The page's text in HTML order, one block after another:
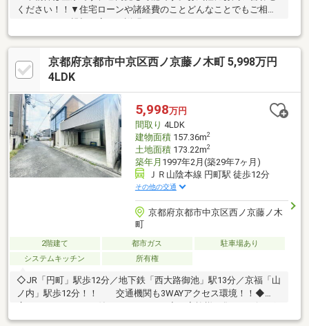
ください！！▼住宅ローンや諸経費のことどんなことでもご相談
京都府京都市中京区西ノ京藤ノ木町 5,998万円
4LDK
5,998万円
間取り 4LDK
建物面積157.36m2
土地面積173.22m2
築年月 1997年2月(築29年7ヶ月)
ＪＲ山陰本線 円町駅 徒歩12分
その他の交通
京都府京都市中京区西ノ京藤ノ木
町
2階建て 都市ガス
駐車場あり
システムキッチン
所有権
◇JR「円町」駅歩12分／地下鉄「西大路御池」駅13分／京福「山
ノ内」駅歩12分！！ 交通機関も3WAYアクセス環境！！◆
広々としたガレージ付きの４LDK！！◇ご家族様が集うリビング
も約20.75平米！！◆各居室も広々とした空間に、収納力もバツグ